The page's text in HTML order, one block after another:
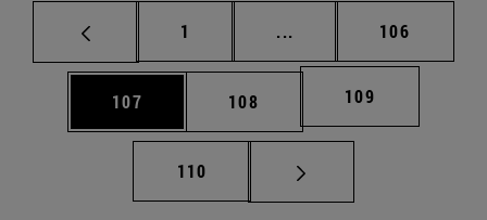
Página
1 ... Páginas intermedias
Página
106
Página
107 Página
108 Página
109
Página
110